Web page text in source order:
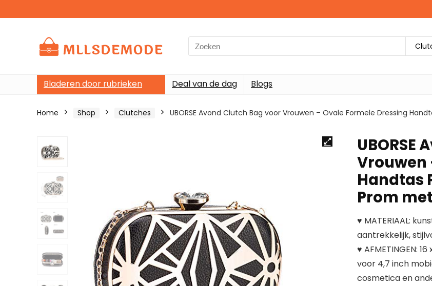
Search
for:
Bladeren door rubrieken Deal van de dag Blogs
Home Shop Clutches UBORSE Avond Clutch Bag voor Vrouwen – Ovale Formele Dressing
UBORSE
Vrouwen
Handtas
Prom
♥ MATERIAAL:
aantrekkelijk,
♥ AFMETINGEN:
voor 4,7 inch
cosmetica en